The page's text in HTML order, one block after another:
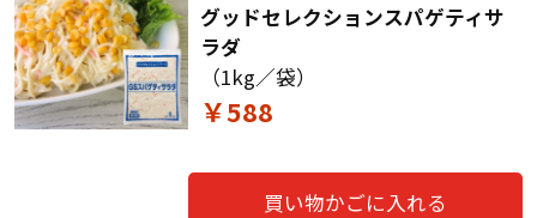
グッドセレクションスパゲティサ
ラダ
（1kg／袋）
￥588
買い物かごに入れる